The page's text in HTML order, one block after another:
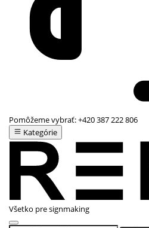
Pomôžeme vybrať:+420 387 222 806
Kategórie
Všetko pre signmaking